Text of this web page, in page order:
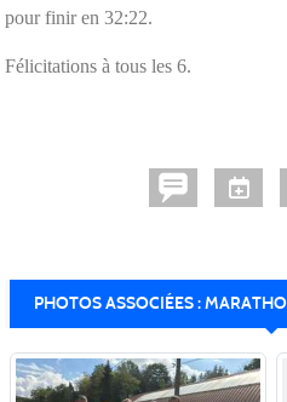
pour finir en 32:22.
Félicitations à tous les 6.
PHOTOS ASSOCIÉES :